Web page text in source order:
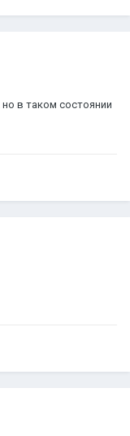
но в таком состоянии